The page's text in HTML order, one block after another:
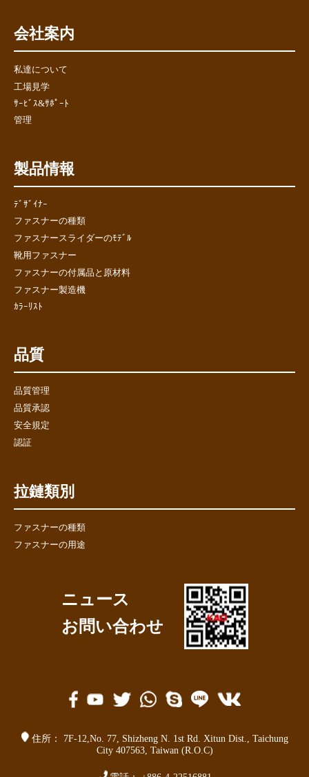
会社案内
私達について
工場見学
ｻｰﾋﾞｽ&ｻﾎﾟｰﾄ
管理
製品情報
ﾃﾞｻﾞｲﾅｰ
ファスナーの種類
ファスナースライダーのﾓﾃﾞﾙ
靴用ファスナー
ファスナーの付属品と原材料
ファスナー製造機
ｶﾗｰﾘｽﾄ
品質
品質管理
品質承認
安全規定
認証
拉鏈類別
ファスナーの種類
ファスナーの用途
ニュース
お問い合わせ
住所： 7F-12,No. 77, Shizheng N. 1st Rd. Xitun Dist., Taichung
City 407563, Taiwan (R.O.C)